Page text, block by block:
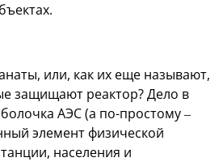
или, как их еще называют,
защищают реактор? Дело в
АЭС (а по-простому –
элемент физической
населения и